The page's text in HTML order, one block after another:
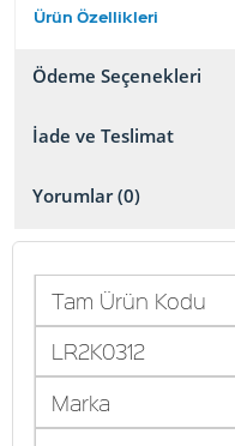
Ürün Özellikleri
Ödeme Seçenekleri
İade ve Teslimat
Yorumlar (0)
Tam Ürün Kodu
LR2K0312
Marka